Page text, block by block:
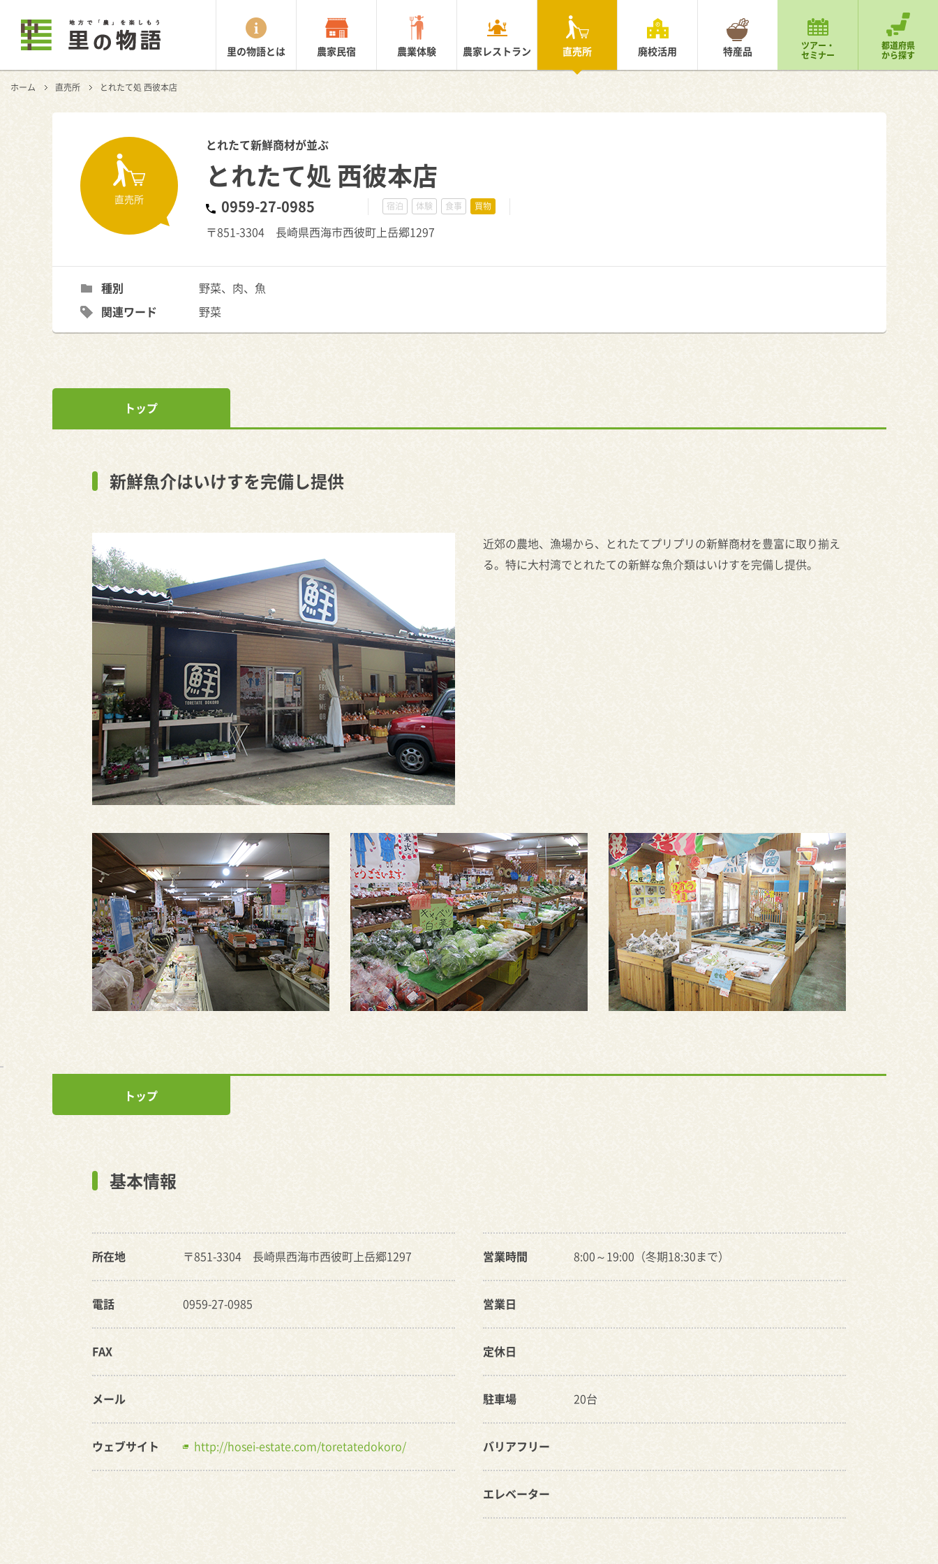
里の物語とは 農家民宿 農業体験 農家レストラン 直売所 廃校活用 特産品 ツアー・
セミナー
都道府県
から探す
ホーム 直売所 とれたて処 西彼本店
直売所
とれたて新鮮商材が並ぶ
とれたて処 西彼本店
0959-27-0985 宿泊 体験 食事 買物
〒851-3304 長崎県西海市西彼町上岳郷1297
種別
野菜、肉、魚
関連ワード
野菜
トップ
新鮮魚介はいけすを完備し提供
近郊の農地、漁場から、とれたてプリプリの新鮮商材を豊富に取り揃え
る。特に大村湾でとれたての新鮮な魚介類はいけすを完備し提供。
トップ
基本情報
所在地 〒851-3304 長崎県西海市西彼町上岳郷1297
電話 0959-27-0985
FAX
メール
ウェブサイト http://hosei-estate.com/toretatedokoro/
営業時間 8:00～19:00（冬期18:30まで）
営業日
定休日
駐車場 20台
バリアフリー
エレベーター